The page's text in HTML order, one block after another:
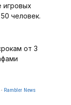
игровых
человек.
от 3
Rambler News